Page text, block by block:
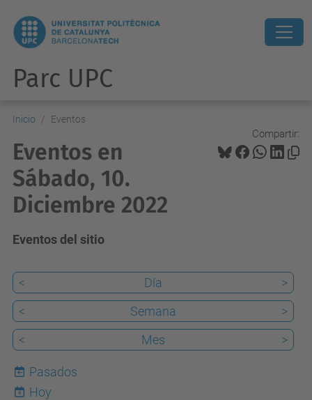
Parc UPC
Inicio Eventos
Compartir:
Eventos en
Sábado, 10.
Diciembre 2022
Eventos del sitio
< Día
>
<
Semana
>
<
Mes >
Pasados
6
Hoy